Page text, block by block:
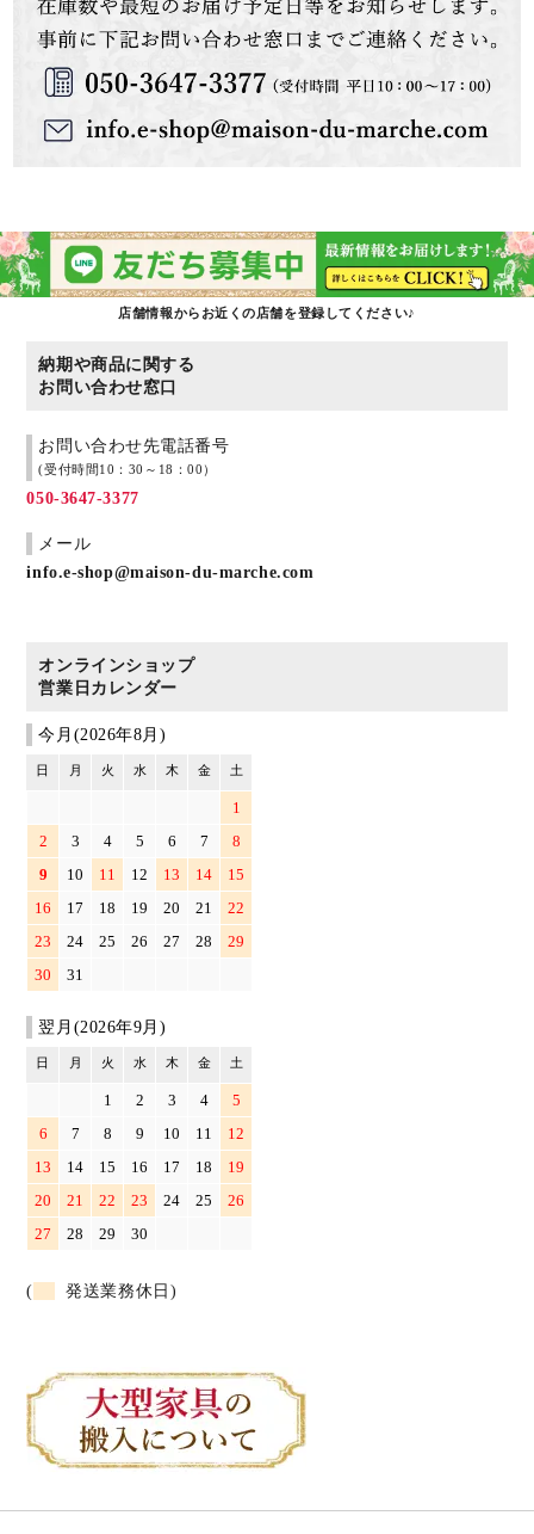
店舗情報からお近くの店舗を登録してください♪
納期や商品に関する
お問い合わせ窓口
お問い合わせ先電話番号
(受付時間10：30～18：00）
050-3647-3377
メール
info.e-shop@maison-du-marche.com
オンラインショップ
営業日カレンダー
今月(2026年8月)
日 月 火 水 木 金 土
1
2
3 4 5 6 7
8
9
10 11 12 13 14
15
16
17 18 19 20 21
22
23
24 25 26 27 28
29
30
31
翌月(2026年9月)
日 月 火 水 木 金 土
1 2 3 4
5
6
7 8 9 10 11
12
13
14 15 16 17 18
19
20
21 22 23 24 25
26
27
28 29 30
( 発送業務休日)